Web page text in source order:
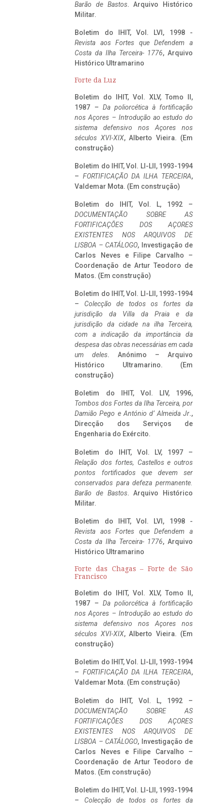
Barão de Bastos. Arquivo Histórico
Militar.
Boletim do IHIT, Vol. LVI, 1998 -
Revista aos Fortes que Defendem a
Costa da Ilha Terceira- 1776, Arquivo
Histórico Ultramarino
Forte da Luz
Boletim do IHIT, Vol. XLV, Tomo II,
1987 – Da poliorcética à fortificação
nos Açores – Introdução ao estudo do
sistema defensivo nos Açores nos
séculos XVI-XIX, Alberto Vieira. (Em
construção)
Boletim do IHIT, Vol. LI-LII, 1993-1994
– FORTIFICAÇÃO DA ILHA TERCEIRA,
Valdemar Mota. (Em construção)
Boletim do IHIT, Vol. L, 1992 –
DOCUMENTAÇÃO SOBRE AS
FORTIFICAÇÕES DOS AÇORES
EXISTENTES NOS ARQUIVOS DE
LISBOA – CATÁLOGO, Investigação de
Carlos Neves e Filipe Carvalho –
Coordenação de Artur Teodoro de
Matos. (Em construção)
Boletim do IHIT, Vol. LI-LII, 1993-1994
– Colecção de todos os fortes da
jurisdição da Villa da Praia e da
jurisdição da cidade na ilha Terceira,
com a indicação da importância da
despesa das obras necessárias em cada
um deles. Anónimo – Arquivo
Histórico Ultramarino. (Em
construção)
Boletim do IHIT, Vol. LIV, 1996,
Tombos dos Fortes da Ilha Terceira, por
Damião Pego e António d’ Almeida Jr.,
Direcção dos Serviços de
Engenharia do Exército.
Boletim do IHIT, Vol. LV, 1997 –
Relação dos fortes, Castellos e outros
pontos fortificados que devem ser
conservados para defeza permanente.
Barão de Bastos. Arquivo Histórico
Militar.
Boletim do IHIT, Vol. LVI, 1998 -
Revista aos Fortes que Defendem a
Costa da Ilha Terceira- 1776, Arquivo
Histórico Ultramarino
Forte das Chagas – Forte de São
Francisco
Boletim do IHIT, Vol. XLV, Tomo II,
1987 – Da poliorcética à fortificação
nos Açores – Introdução ao estudo do
sistema defensivo nos Açores nos
séculos XVI-XIX, Alberto Vieira. (Em
construção)
Boletim do IHIT, Vol. LI-LII, 1993-1994
– FORTIFICAÇÃO DA ILHA TERCEIRA,
Valdemar Mota. (Em construção)
Boletim do IHIT, Vol. L, 1992 –
DOCUMENTAÇÃO SOBRE AS
FORTIFICAÇÕES DOS AÇORES
EXISTENTES NOS ARQUIVOS DE
LISBOA – CATÁLOGO, Investigação de
Carlos Neves e Filipe Carvalho –
Coordenação de Artur Teodoro de
Matos. (Em construção)
Boletim do IHIT, Vol. LI-LII, 1993-1994
– Colecção de todos os fortes da